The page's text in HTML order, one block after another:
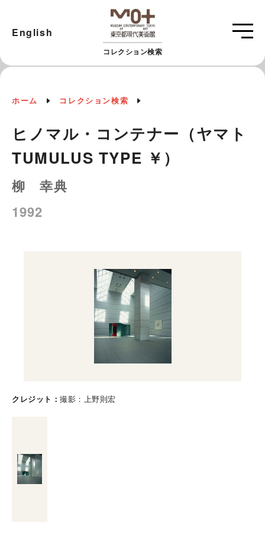
コレクション検索
English
ホーム コレクション検索
ヒノマル・コンテナー（ヤマト
TUMULUS TYPE ￥）
柳 幸典
1992
クレジット 撮影：上野則宏